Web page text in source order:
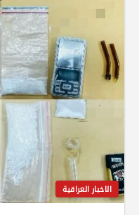
الاخبار العراقية